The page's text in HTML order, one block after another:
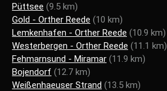
Püttsee (9.5 km)
Gold - Orther Reede (10 km)
Lemkenhafen - Orther Reede (10.9 km)
Westerbergen - Orther Reede (11.1 km)
Fehmarnsund - Miramar (11.9 km)
Bojendorf (12.7 km)
Weißenhaeuser Strand (13.5 km)